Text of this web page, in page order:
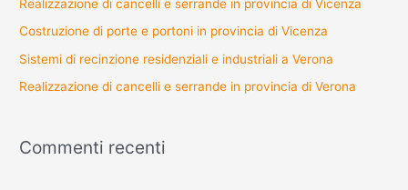
Realizzazione di cancelli e serrande in provincia di Vicenza
Costruzione di porte e portoni in provincia di Vicenza
Sistemi di recinzione residenziali e industriali a Verona
Realizzazione di cancelli e serrande in provincia di Verona
Commenti recenti